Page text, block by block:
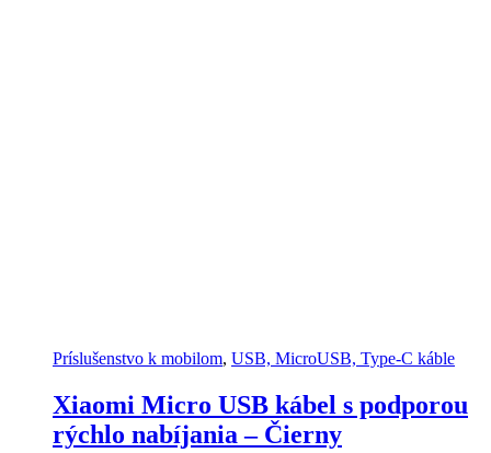
Príslušenstvo k mobilom, USB, MicroUSB, Type-C káble
Xiaomi Micro USB kábel s podporou
rýchlo nabíjania – Čierny